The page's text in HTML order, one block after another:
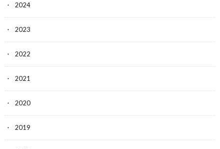
2024
2023
2022
2021
2020
2019